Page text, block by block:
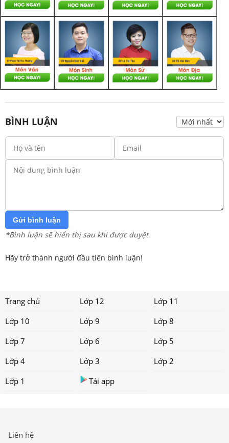
BÌNH LUẬN
Gửi bình luận
*Bình luận sẽ hiển thị sau khi được duyệt
Hãy trở thành người đầu tiên bình luận!
Trang chủ Lớp 12
Lớp 11
Lớp 10
Lớp 9
Lớp 8
Lớp 7
Lớp 6
Lớp 5
Lớp 4
Lớp 3
Lớp 2
Lớp 1
Tải app
Liên hệ